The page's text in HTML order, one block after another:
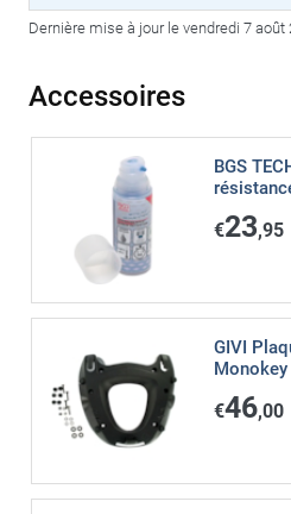
Dernière mise à jour le vendredi 7 août
Accessoires
BGS
€23,95
GIVI
€46,00